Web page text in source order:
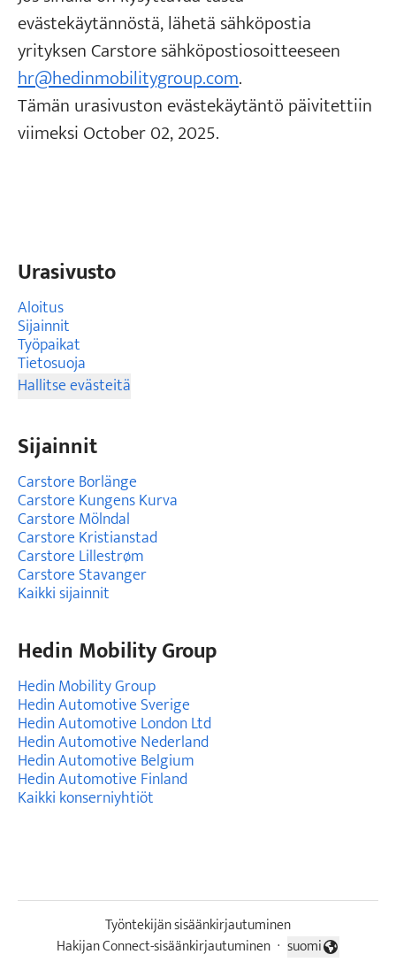
evästekäytännöstä, lähetä sähköpostia
yrityksen Carstore sähköpostiosoitteeseen
hr@hedinmobilitygroup.com.
Tämän urasivuston evästekäytäntö päivitettiin
viimeksi October 02, 2025.
Urasivusto
Aloitus
Sijainnit
Työpaikat
Tietosuoja
Hallitse evästeitä
Sijainnit
Carstore Borlänge
Carstore Kungens Kurva
Carstore Mölndal
Carstore Kristianstad
Carstore Lillestrøm
Carstore Stavanger
Kaikki sijainnit
Hedin Mobility Group
Hedin Mobility Group
Hedin Automotive Sverige
Hedin Automotive London Ltd
Hedin Automotive Nederland
Hedin Automotive Belgium
Hedin Automotive Finland
Kaikki konserniyhtiöt
Työntekijän sisäänkirjautuminen
Hakijan Connect-sisäänkirjautuminen · Vaihda kieli
suomi